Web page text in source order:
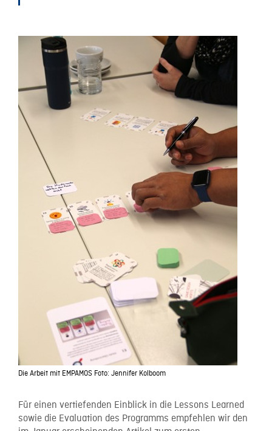
Die Arbeit mit EMPAMOS Foto: Jennifer Kolboom
Für einen vertiefenden Einblick in die Lessons Learned
sowie die Evaluation des Programms empfehlen wir den